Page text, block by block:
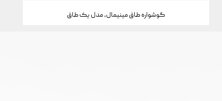
گوشواره طاق مینیمال، مدل یک طاق